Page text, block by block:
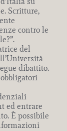
Scritture,
contro le
del
dibattito.
ed entrare
È possibile